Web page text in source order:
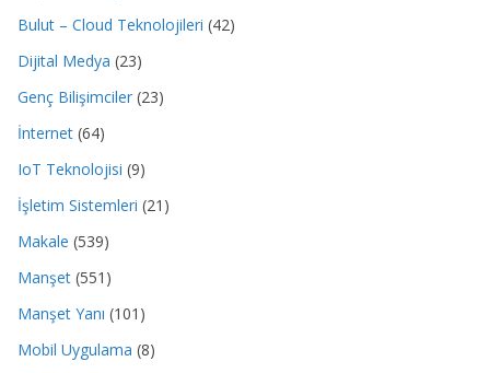
Bulut – Cloud Teknolojileri (42)
Dijital Medya (23)
Genç Bilişimciler (23)
İnternet (64)
IoT Teknolojisi (9)
İşletim Sistemleri (21)
Makale (539)
Manşet (551)
Manşet Yanı (101)
Mobil Uygulama (8)